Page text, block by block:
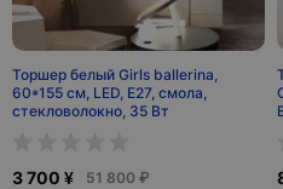
Торшер белый Girls ballerina,
60*155 см, LED, Е27, смола,
стекловолокно, 35 Вт
3 700 ¥ 51 800 ₽